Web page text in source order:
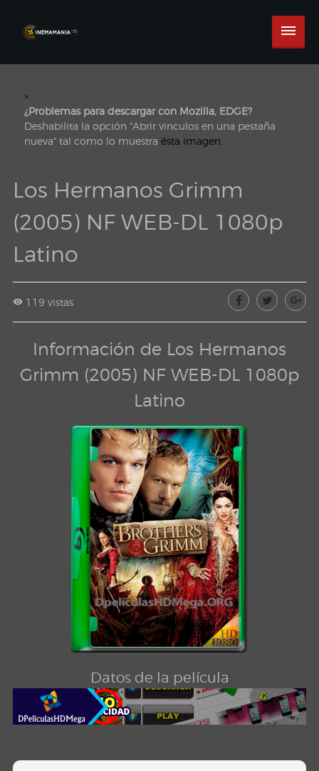
×
¿Problemas para descargar con Mozilla, EDGE?
Deshabilita la opción "Abrir vinculos en una pestaña
nueva" tal como lo muestra ésta imagen.
Los Hermanos Grimm
(2005) NF WEB-DL 1080p
Latino
119 vistas
Información de Los Hermanos
Grimm (2005) NF WEB-DL 1080p
Latino
Datos de la película